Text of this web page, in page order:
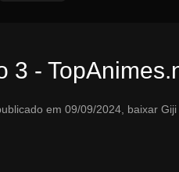
3 -
em 09/09/2024, baixar